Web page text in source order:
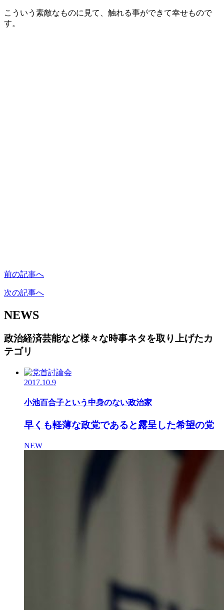
こういう素敵なものに見て、触れる事ができて幸せもので
す。
前の記事へ
次の記事へ
NEWS
政治経済芸能など様々な時事ネタを取り上げたカ
テゴリ
2017.10.9
小池百合子という中身のない政治家
早くも軽薄な政党であると露呈した希望の党
NEW